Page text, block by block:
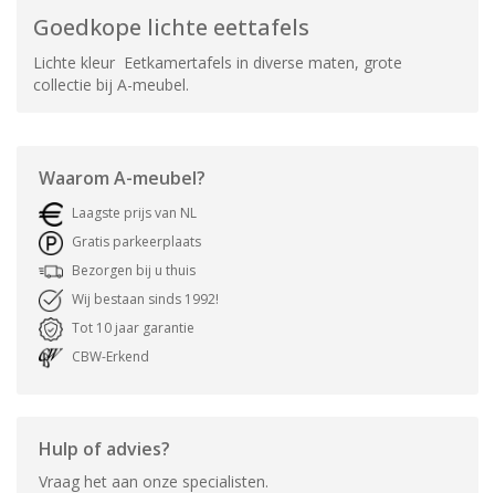
Goedkope lichte eettafels
Lichte kleur Eetkamertafels in diverse maten, grote
collectie bij A-meubel.
Waarom A-meubel?
Laagste prijs van NL
Gratis parkeerplaats
Bezorgen bij u thuis
Wij bestaan sinds 1992!
Tot 10 jaar garantie
CBW-Erkend
Hulp of advies?
Vraag het aan onze specialisten.